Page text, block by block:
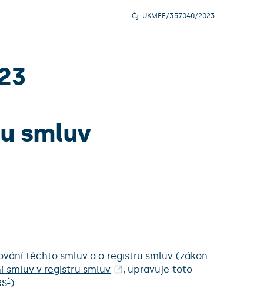
Čj. UKMFF/357040/2023
smluv
těchto smluv a o registru smluv (zákon
smluv v registru smluv
, upravuje toto
1).